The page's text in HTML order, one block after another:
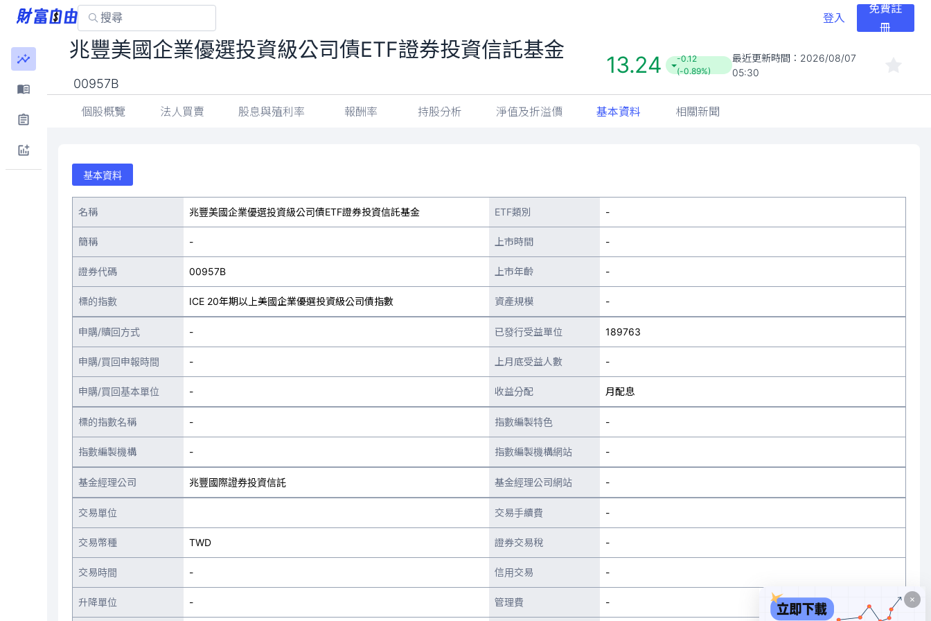
登入
免費註
冊
兆豐美國企業優選投資級公司債ETF證券投資信託基金
00957B
13.24
-0.12
(-0.89%)
最近更新時間： 2026/08/07
05:30
個股概覽 法人買賣 股息與殖利率 報酬率 持股分析 淨值及折溢價 基本資料 相關新聞
基本資料
名稱 兆豐美國企業優選投資級公司債ETF證券投資信託基金 ETF類別 -
簡稱 - 上市時間 -
證券代碼 00957B 上市年齡 -
標的指數 ICE 20年期以上美國企業優選投資級公司債指數 資產規模 -
申購/贖回方式 - 已發行受益單位 189763
申購/買回申報時間 - 上月底受益人數 -
申購/買回基本單位 - 收益分配 月配息
標的指數名稱 - 指數編製特色 -
指數編製機構 - 指數編製機構網站 -
基金經理公司 兆豐國際證券投資信託 基金經理公司網站 -
交易單位 交易手續費 -
交易幣種 TWD 證券交易稅 -
交易時間 - 信用交易 -
升降單位 - 管理費 -